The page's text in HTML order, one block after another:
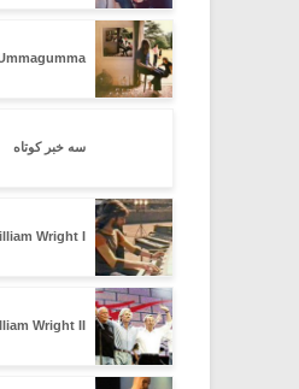
سه خبر کوتاه
Wright I
Wright II